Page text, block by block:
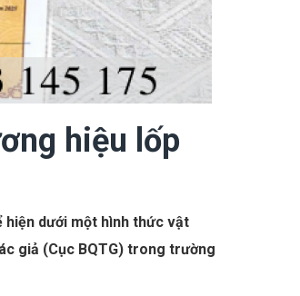
hiệu lốp
hiện dưới một hình thức vật
giả (Cục BQTG) trong trường